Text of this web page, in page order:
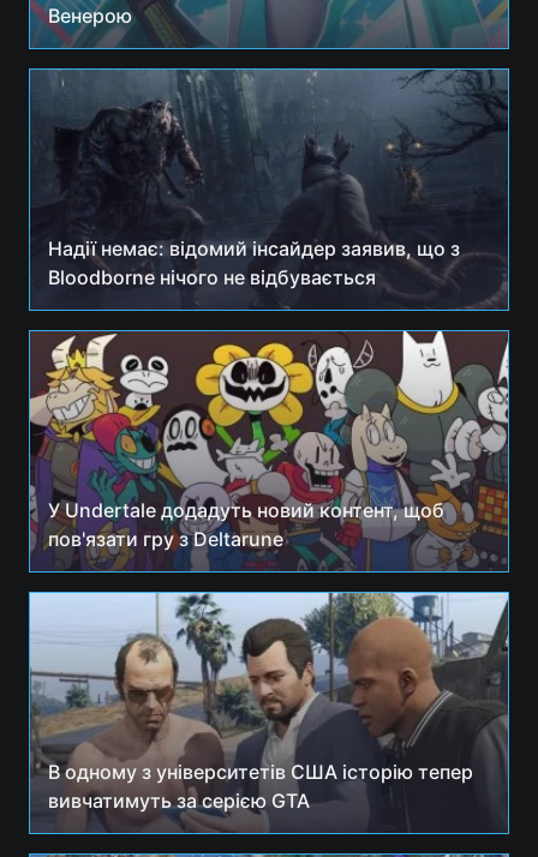
Венерою
Надії немає: відомий інсайдер заявив, що з
Bloodborne нічого не відбувається
У Undertale додадуть новий контент, щоб
пов'язати гру з Deltarune
В одному з університетів США історію тепер
вивчатимуть за серією GTA